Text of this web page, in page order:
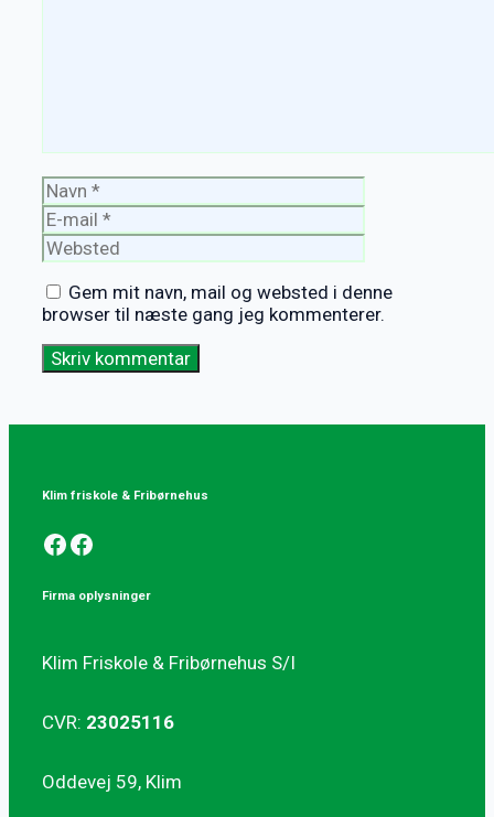
Navn
mail
Gem mit navn, mail og websted i denne
browser til næste gang jeg kommenterer.
Klim friskole & Fribørnehus
Facebook
Facebook
Firma oplysninger
Klim Friskole & Fribørnehus S/I
CVR: 23025116
Oddevej 59, Klim